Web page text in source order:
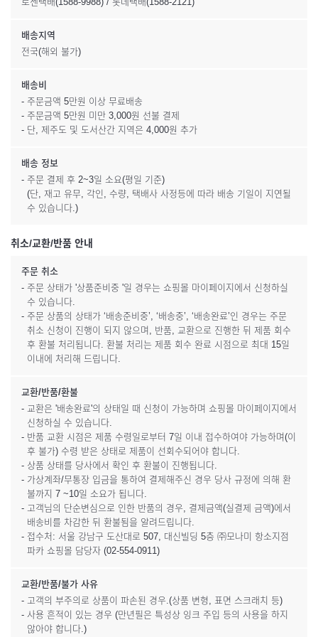
배송지역
전국(해외 불가)
배송비
- 주문금액 5만원 이상 무료배송
- 주문금액 5만원 미만 3,000원 선불 결제
- 단, 제주도 및 도서산간 지역은 4,000원 추가
배송 정보
- 주문 결제 후 2~3일 소요(평일 기준)
(단, 재고 유무, 각인, 수량, 택배사 사정등에 따라 배송 기일이 지연될
수 있습니다.)
취소/교환/반품 안내
주문 취소
- 주문 상태가 '상품준비중 '일 경우는 쇼핑몰 마이페이지에서 신청하실
수 있습니다.
- 주문 상품의 상태가 ‘배송준비중’, ‘배송중’, ‘배송완료’인 경우는 주문
취소 신청이 진행이 되지 않으며, 반품, 교환으로 진행한 뒤 제품 회수
후 환불 처리됩니다. 환불 처리는 제품 회수 완료 시점으로 최대 15일
이내에 처리해 드립니다.
교환/반품/환불
- 교환은 '배송완료'의 상태일 때 신청이 가능하며 쇼핑몰 마이페이지에서
신청하실 수 있습니다.
- 반품 교환 시점은 제품 수령일로부터 7일 이내 접수하여야 가능하며(이
후 불가) 수령 받은 상태로 제품이 선회수되어야 합니다.
- 상품 상태를 당사에서 확인 후 환불이 진행됩니다.
- 가상계좌/무통장 입금을 통하여 결제해주신 경우 당사 규정에 의해 환
불까지 7 ~10일 소요가 됩니다.
- 고객님의 단순변심으로 인한 반품의 경우, 결제금액(실결제 금액)에서
배송비를 차감한 뒤 환불됨을 알려드립니다.
- 접수처: 서울 강남구 도산대로 507, 대신빌딩 5층 ㈜모나미 항소지점
파카 쇼핑몰 담당자 (02-554-0911)
교환/반품/불가 사유
- 고객의 부주의로 상품이 파손된 경우.(상품 변형, 표면 스크래치 등)
- 사용 흔적이 있는 경우 (만년필은 특성상 잉크 주입 등의 사용을 하지
않아야 합니다.)